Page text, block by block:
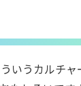
いうカルチ